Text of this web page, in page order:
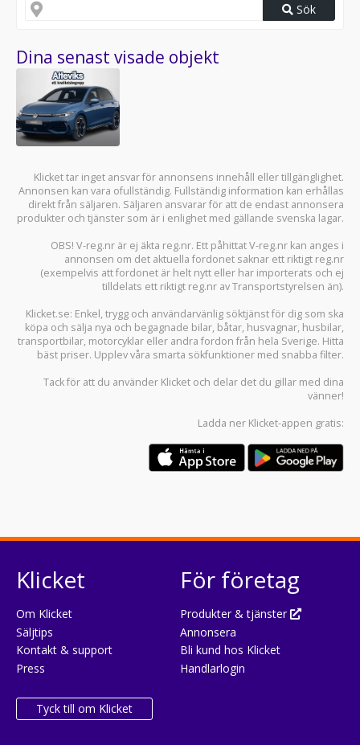
Sök
Dina senast visade objekt
Klicket tar inget ansvar för annonsens innehåll eller tillgänglighet.
Annonsen kan vara ofullständig. Fullständig information kan erhållas
direkt från säljaren. Säljaren ansvarar för att de endast annonsera
produkter och tjänster som är i enlighet med gällande svenska lagar.
OBS! V-reg.nr är ej äkta reg.nr. Ett påhittat V-reg.nr kan anges i
annonsen om det aktuella fordonet saknar ett riktigt reg.nr
(exempelvis att fordonet är helt nytt eller har importerats och ej
tilldelats ett riktigt reg.nr av Transportstyrelsen än).
Klicket.se: Enkel, trygg och användarvänlig söktjänst för dig som ska
köpa och sälja nya och begagnade bilar, båtar, husvagnar, husbilar,
transportbilar, motorcyklar eller andra fordon från hela Sverige. Hitta
bäst priser. Upplev våra smarta sökfunktioner med snabba filter.
Tack för att du använder Klicket och delar det du gillar med dina
vänner!
Ladda ner Klicket-appen gratis:
Klicket
Om Klicket
Säljtips
Kontakt & support
Press
Tyck till om Klicket
För företag
Produkter & tjänster
Annonsera
Bli kund hos Klicket
Handlarlogin